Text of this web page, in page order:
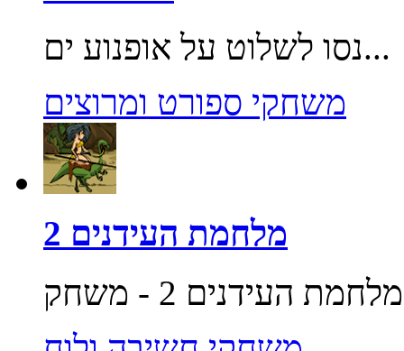
נסו לשלוט על אופנוע ים...
משחקי ספורט ומרוצים
מלחמת העידנים 2